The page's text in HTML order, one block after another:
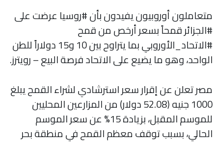
متعاملون أوروبيون يفيدون بأن #روسيا عرضت على
#الجزائر قمحاً بسعر أرخص من قمح
#الاتحاد_الأوروبي بما يتراوح بين 10 و15 دولاراً للطن
الواحد، وهو ما يضيع على الاتحاد فرصة البيع – رويترز.
مصر تعلن عن إقرار سعر استرشادي لشراء القمح يبلغ
1000 جنيه (52.08 دولار) من المزارعين المحليين
للموسم المقبل، بزيادة 15% عن سعر الموسم
الحالي، بسبب توقف معظم القمح في منطقة بحر